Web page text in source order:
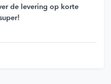
de levering op korte